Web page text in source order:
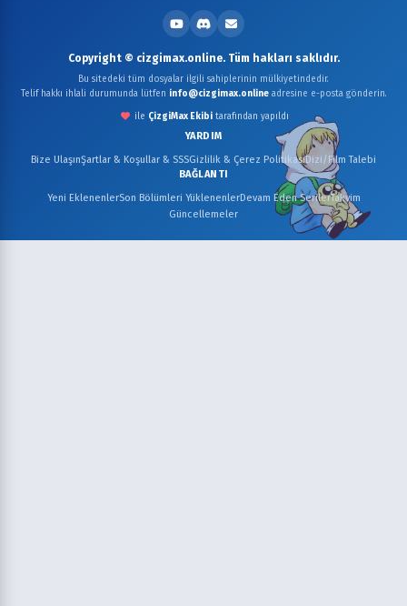
YARDIM
Bize UlaşınŞartlar & Koşullar & SSSGizlilik & Çerez PolitikasıDizi/Film Talebi
BAĞLANTI
Yeni EklenenlerSon Bölümleri YüklenenlerDevam Eden SerilerTakvim
Güncellemeler
Copyright © cizgimax.online. Tüm hakları saklıdır.
Bu sitedeki tüm dosyalar ilgili sahiplerinin mülkiyetindedir.
Telif hakkı ihlali durumunda lütfen info@cizgimax.onlineadresine e-posta gönderin.
ile ÇizgiMax Ekibitarafından yapıldı